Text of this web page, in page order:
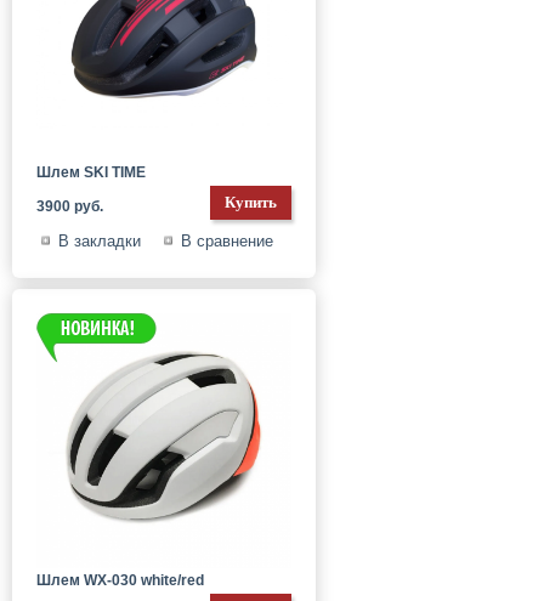
Шлем SKI TIME
3900 руб.
В закладки В сравнение
Шлем WX-030 white/red